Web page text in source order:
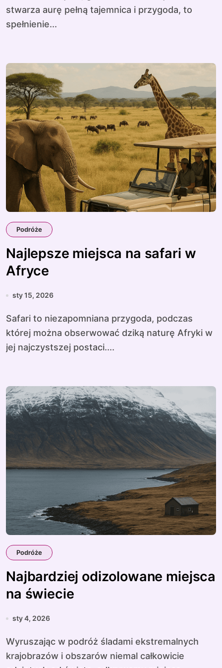
stwarza aurę pełną tajemnica i przygoda, to
spełnienie...
Podróże
Najlepsze miejsca na safari w
Afryce
sty 15, 2026
Safari to niezapomniana przygoda, podczas
której można obserwować dziką naturę Afryki w
jej najczystszej postaci....
Podróże
Najbardziej odizolowane miejsca
na świecie
sty 4, 2026
Wyruszając w podróż śladami ekstremalnych
krajobrazów i obszarów niemal całkowicie